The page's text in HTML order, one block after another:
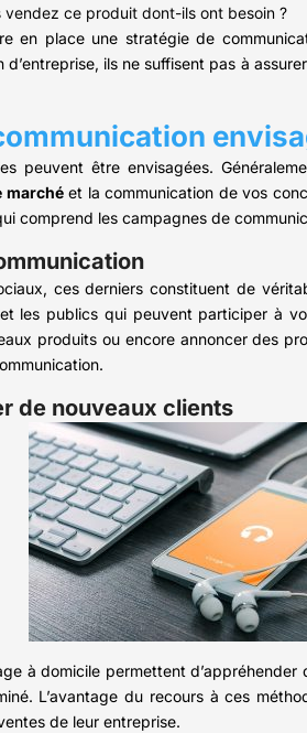
ce produit dont-ils ont besoin ?
en place une stratégie de
ils ne suffisent pas à
peuvent être envisagées.
marchéet la communication de vos
comprend les campagnes de
ces derniers constituent de
les publics qui peuvent participer à
produits ou encore annoncer des
de nouveaux clients
à domicile permettent
L’avantage du recours à ces
de leur entreprise.